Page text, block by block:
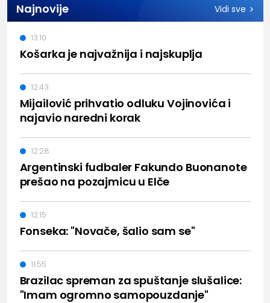
Najnovije Vidi sve
Košarka je najvažnija i najskuplja
13:10
Mijailović prihvatio odluku Vojinovića i
najavio naredni korak
12:43
Argentinski fudbaler Fakundo Buonanote
prešao na pozajmicu u Elče
12:28
Fonseka: "Novače, šalio sam se"
12:15
Brazilac spreman za spuštanje slušalice:
"Imam ogromno samopouzdanje"
11:55